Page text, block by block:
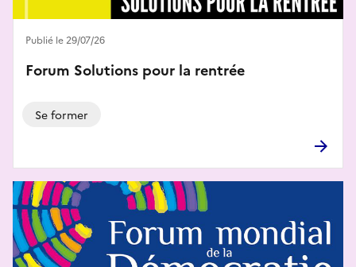
Forum Solutions pour la rentrée
Se former
Publié le 29/07/26